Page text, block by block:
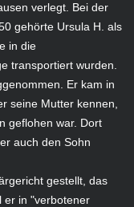
verlegt. Bei der
gehörte Ursula H. als
in die
transportiert wurden.
Er kam in
seine Mutter kennen,
geflohen war. Dort
auch den Sohn
gestellt, das
er in "verbotener